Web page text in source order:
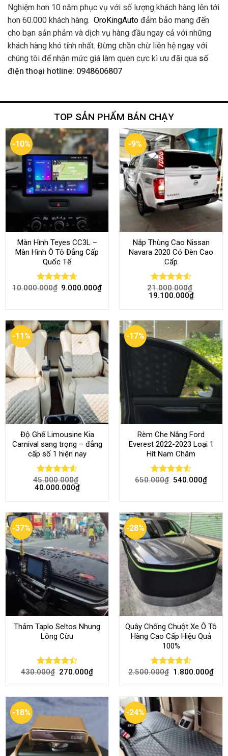
Nghiệm hơn 10 năm phục vụ với số lượng khách hàng lên tới
hơn 60.000 khách hàng. OroKingAuto đảm bảo mang đến
cho bạn sản phảm và dịch vụ hàng đầu ngay cả với những
khách hàng khó tính nhất. Đừng chần chừ liên hệ ngay với
chúng tôi để nhận mức giá làm quen cực kì ưu đãi qua số
điện thoại hotline: 0948606807
TOP SẢN PHẨM BÁN CHẠY
-10%
Màn Hình Teyes CC3L –
Màn Hình Ô Tô Đẳng Cấp
Quốc Tế
Rated 4.68
10.000.000₫ 9.000.000₫
-9%
Nắp Thùng Cao Nissan
Navara 2020 Có Đèn Cao
Cấp
Rated4.52
out of 5
21.000.000₫
19.100.000₫
-11%
Độ Ghế Limousine Kia
Carnival sang trọng – đẳng
cấp số 1 hiện nay
Rated4.58
out of 5
45.000.000₫
40.000.000₫
-17%
Rèm Che Nắng Ford
Everest 2022-2023 Loại 1
Hít Nam Châm
Rated4.51
650.000₫ 540.000₫
-37%
Thảm Taplo Seltos Nhung
Lông Cừu
Rated
430.000₫ 270.000₫
-28%
Quây Chống Chuột Xe Ô Tô
Hàng Cao Cấp Hiệu Quả
100%
Rated 4.51
2.500.000₫ 1.800.000₫
-18% -24%